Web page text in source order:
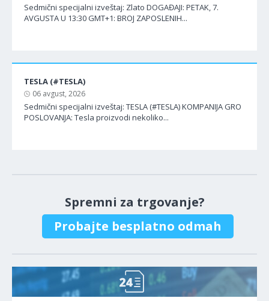
Sedmični specijalni izveštaj: Zlato DOGAĐAJI: PETAK, 7.
AVGUSTA U 13:30 GMT+1: BROJ ZAPOSLENIH...
TESLA (#TESLA)
06 avgust, 2026
Sedmični specijalni izveštaj: TESLA (#TESLA) KOMPANIJA GRO
POSLOVANJA: Tesla proizvodi nekoliko...
Spremni za trgovanje?
Probajte besplatno odmah